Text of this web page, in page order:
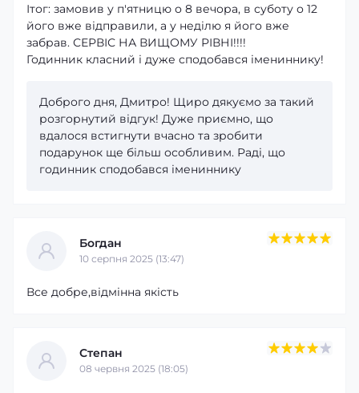
Ітог: замовив у п'ятницю о 8 вечора, в суботу о 12
його вже відправили, а у неділю я його вже
забрав. СЕРВІС НА ВИЩОМУ РІВНІ!!!!
Годинник класний і дуже сподобався імениннику!
Доброго дня, Дмитро! Щиро дякуємо за такий
розгорнутий відгук! Дуже приємно, що
вдалося встигнути вчасно та зробити
подарунок ще більш особливим. Раді, що
годинник сподобався імениннику
Богдан
10 серпня 2025 (13:47)
Все добре,відмінна якість
Степан
08 червня 2025 (18:05)